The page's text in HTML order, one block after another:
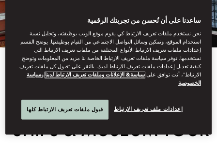
View All
BOSTON TEA PARTY
SHIPS & MUSEUM TOUR
ساعدنا على أن نُحسن من تجربتك الرقمية
نحن نستخدم ملفات تعريف الارتباط كي يقوم موقع الويب بوظيفته، وتحليل نسبة
استخدام الموقع، وتمكين وسائل التواصل الاجتماعي من القيام بوظيفتها. يوضح القسم
إعدادات ملفات تعريف الارتباط الأنواع المختلفة من ملفات تعريف الارتباط التي
نستخدمها. توفر سياسة ملفات تعريف الارتباط الخاصة بنا مزيد من المعلومات وتوضح
كيفية تعديل إعدادات ملفات تعريف الارتباط لديك. بالنقر على “قبول كل ملفات تعريف
الارتباط”، أنت توافق علىسياسة& الإعلانات وملفات تعريف الارتباط لدينا وسياسة
الخصوصية
إعدادات ملف تعريف الارتباط قبول ملفات تعريف الارتباط كلها